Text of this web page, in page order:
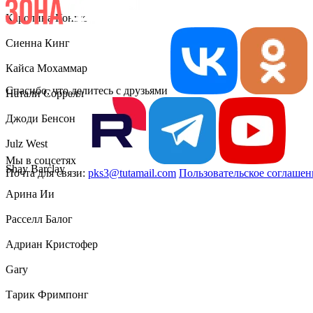
Каролина Конше
Сиенна Кинг
Кайса Мохаммар
Натали Соррелл
Джоди Бенсон
Julz West
Shay Barclay
Арина Ии
Расселл Балог
Адриан Кристофер
Gary
Тарик Фримпонг
Спасибо, что делитесь с друзьями
Мы в соцсетях
Почта для связи: pks3@tutamail.com Пользовательское